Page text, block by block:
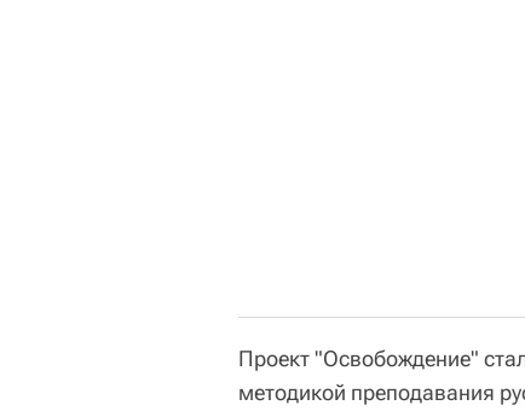
Проект "Освобождение"
методикой преподавания